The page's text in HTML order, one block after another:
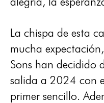
La chispa de esta
mucha
Sons han decidido
salida a 2024 con
primer sencillo.